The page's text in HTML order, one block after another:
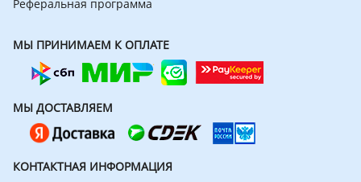
Реферальная программа
МЫ ПРИНИМАЕМ К ОПЛАТЕ
МЫ ДОСТАВЛЯЕМ
КОНТАКТНАЯ ИНФОРМАЦИЯ